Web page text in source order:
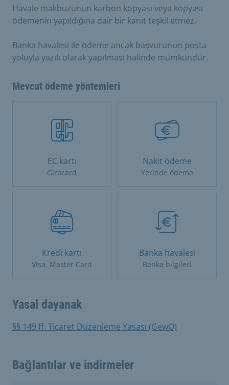
Havale makbuzunun karbon kopyası veya kopyası
ödemenin yapıldığına dair bir kanıt teşkil etmez.
Banka havalesi ile ödeme ancak başvurunun posta
yoluyla yazılı olarak yapılması halinde mümkündür.
Mevcut ödeme yöntemleri
EC kartı
Girocard
Nakit ödeme
Yerinde ödeme
Kredi kartı
Visa, Master Card
Banka havalesi
Banka bilgileri
Yasal dayanak
§§ 149 ff. Ticaret Düzenleme Yasası (GewO)
Bağlantılar ve indirmeler